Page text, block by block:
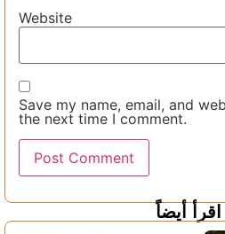
Website
Save my name, email, and
the next time I comment.